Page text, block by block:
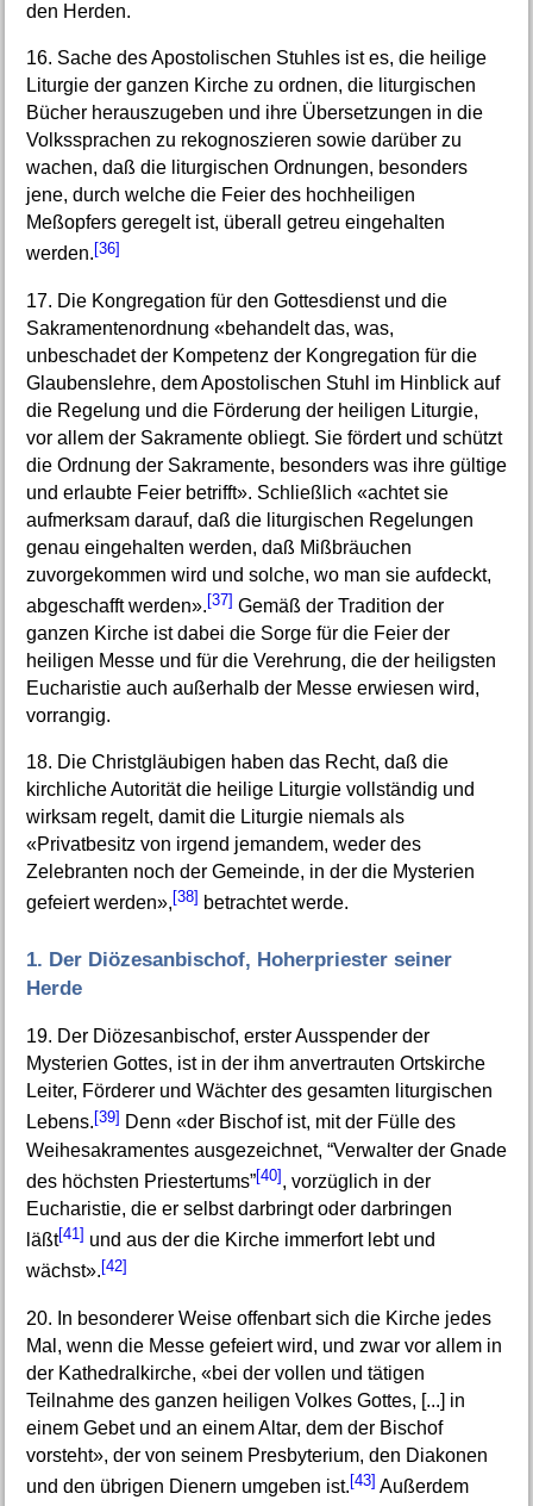
den Herden.
16. Sache des Apostolischen Stuhles ist es, die heilige
Liturgie der ganzen Kirche zu ordnen, die liturgischen
Bücher herauszugeben und ihre Übersetzungen in die
Volkssprachen zu rekognoszieren sowie darüber zu
wachen, daß die liturgischen Ordnungen, besonders
jene, durch welche die Feier des hochheiligen
Meßopfers geregelt ist, überall getreu eingehalten
werden.[36]
17. Die Kongregation für den Gottesdienst und die
Sakramentenordnung «behandelt das, was,
unbeschadet der Kompetenz der Kongregation für die
Glaubenslehre, dem Apostolischen Stuhl im Hinblick auf
die Regelung und die Förderung der heiligen Liturgie,
vor allem der Sakramente obliegt. Sie fördert und schützt
die Ordnung der Sakramente, besonders was ihre gültige
und erlaubte Feier betrifft». Schließlich «achtet sie
aufmerksam darauf, daß die liturgischen Regelungen
genau eingehalten werden, daß Mißbräuchen
zuvorgekommen wird und solche, wo man sie aufdeckt,
abgeschafft werden».[37] Gemäß der Tradition der
ganzen Kirche ist dabei die Sorge für die Feier der
heiligen Messe und für die Verehrung, die der heiligsten
Eucharistie auch außerhalb der Messe erwiesen wird,
vorrangig.
18. Die Christgläubigen haben das Recht, daß die
kirchliche Autorität die heilige Liturgie vollständig und
wirksam regelt, damit die Liturgie niemals als
«Privatbesitz von irgend jemandem, weder des
Zelebranten noch der Gemeinde, in der die Mysterien
gefeiert werden», [38] betrachtet werde.
1. Der Diözesanbischof, Hoherpriester seiner
Herde
19. Der Diözesanbischof, erster Ausspender der
Mysterien Gottes, ist in der ihm anvertrauten Ortskirche
Leiter, Förderer und Wächter des gesamten liturgischen
Lebens.[39] Denn «der Bischof ist, mit der Fülle des
Weihesakramentes ausgezeichnet, “Verwalter der Gnade
des höchsten Priestertums”[40], vorzüglich in der
Eucharistie, die er selbst darbringt oder darbringen
läßt[41] und aus der die Kirche immerfort lebt und
wächst».[42]
20. In besonderer Weise offenbart sich die Kirche jedes
Mal, wenn die Messe gefeiert wird, und zwar vor allem in
der Kathedralkirche, «bei der vollen und tätigen
Teilnahme des ganzen heiligen Volkes Gottes, [...] in
einem Gebet und an einem Altar, dem der Bischof
vorsteht», der von seinem Presbyterium, den Diakonen
und den übrigen Dienern umgeben ist.[43] Außerdem